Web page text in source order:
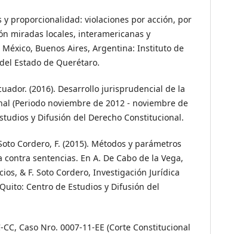
y proporcionalidad: violaciones por acción, por
miradas locales, interamericanas y
Buenos Aires, Argentina: Instituto de
Estado de Querétaro.
(2016). Desarrollo jurisprudencial de la
(Periodo noviembre de 2012 - noviembre de
y Difusión del Derecho Constitucional.
Cordero, F. (2015). Métodos y parámetros
sentencias. En A. De Cabo de la Vega,
& F. Soto Cordero, Investigación Jurídica
Centro de Estudios y Difusión del
Caso Nro. 0007-11-EE (Corte Constitucional